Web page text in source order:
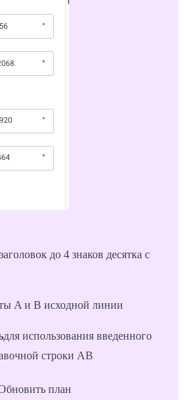
до 4 знаков десятка с
A и B исходной линии
для использования введенного
строки AB
план